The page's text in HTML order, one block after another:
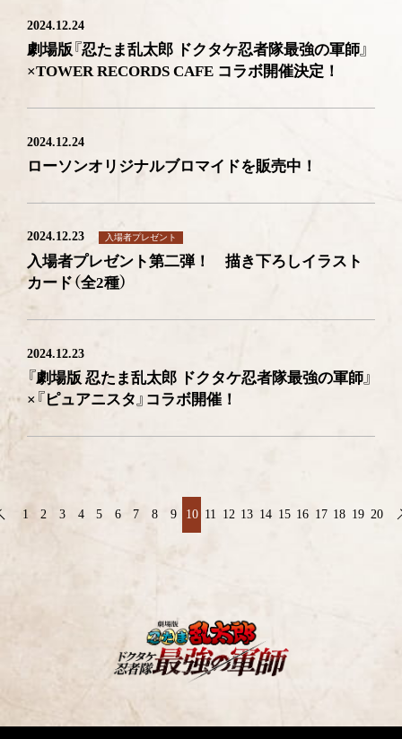
2024.12.24
劇場版『忍たま乱太郎 ドクタケ忍者隊最強の軍師』
×TOWER RECORDS CAFE コラボ開催決定！
2024.12.24
ローソンオリジナルブロマイドを販売中！
2024.12.23 入場者プレゼント
入場者プレゼント第二弾！ 描き下ろしイラスト
カード（全2種）
2024.12.23
『劇場版 忍たま乱太郎 ドクタケ忍者隊最強の軍師』
×『ピュアニスタ』コラボ開催！
1 2 3 4 5 6 7 8 9 10 11 12 13 14 15 16 17 18 19 20